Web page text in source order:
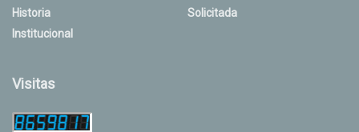
Historia
Institucional
Solicitada
Visitas